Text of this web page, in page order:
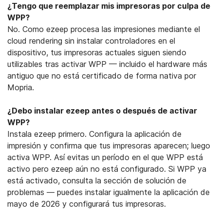
¿Tengo que reemplazar mis impresoras por culpa de
WPP?
No. Como ezeep procesa las impresiones mediante el
cloud rendering sin instalar controladores en el
dispositivo, tus impresoras actuales siguen siendo
utilizables tras activar WPP — incluido el hardware más
antiguo que no está certificado de forma nativa por
Mopria.
¿Debo instalar ezeep antes o después de activar
WPP?
Instala ezeep primero. Configura la aplicación de
impresión y confirma que tus impresoras aparecen; luego
activa WPP. Así evitas un período en el que WPP está
activo pero ezeep aún no está configurado. Si WPP ya
está activado, consulta la sección de solución de
problemas — puedes instalar igualmente la aplicación de
mayo de 2026 y configurará tus impresoras.